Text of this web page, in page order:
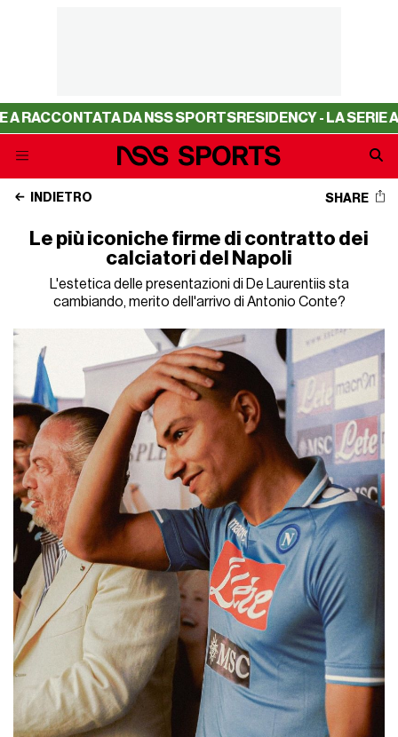
DA NSS SPORTSRESIDENCY - LA SERIE A
INDIETRO SHARE
Le più iconiche firme di contratto dei
calciatori del Napoli
L'estetica delle presentazioni di De Laurentiis sta
cambiando, merito dell'arrivo di Antonio Conte?